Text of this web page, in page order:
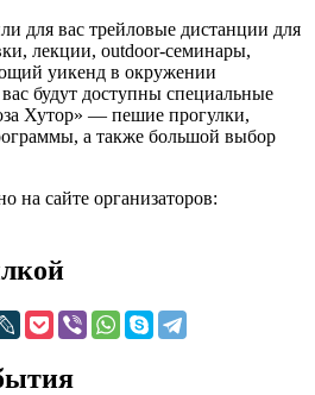
для вас трейловые дистанции для
лекции, outdoor-семинары,
уикенд в окружении
будут доступны специальные
Хутор» — пешие прогулки,
а также большой выбор
на сайте организаторов: